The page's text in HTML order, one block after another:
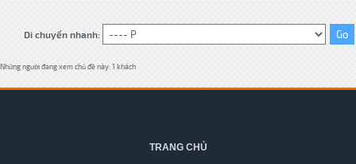
Di chuyển nhanh:
Những người đang xem chủ đề này: 1 khách
TRANG CHỦ